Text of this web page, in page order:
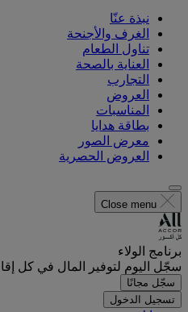
نبذة عنّا
الغرف والأجنحة
تناول الطعام
العناية بالصحة
التجارب
العروض
المناسبات
بطاقة هدايا
معرض الصور
العروض الحصرية
Close menu
برنامج الولاء
سجّل اليوم لتوفير المال في كل
سجّل مجانًا
تسجيل الدخول